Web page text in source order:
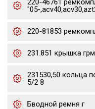
220-46761
"05-
220-81853
231.851 крышка
231530,50 кольца
5/2 8
Бводной ремня г